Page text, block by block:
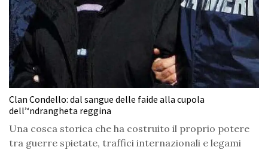
Clan Condello: dal sangue delle faide alla cupola
dell’‘ndrangheta reggina
Una cosca storica che ha costruito il proprio potere
tra guerre spietate, traffici internazionali e legami